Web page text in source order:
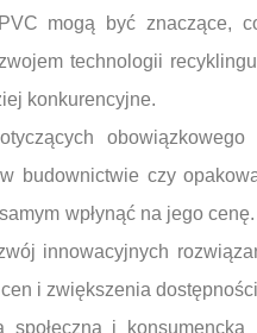
mogą być znaczące,
technologii
konkurencyjne.
budownictwie czy
wpłynąć na jego
innowacyjnych
i zwiększenia
społeczna i